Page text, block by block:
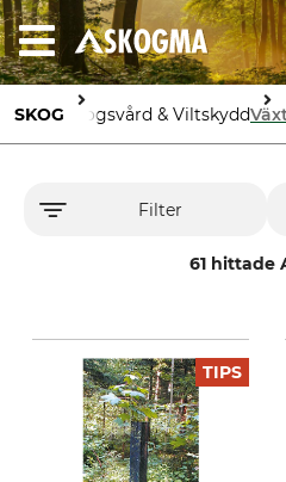
SKOG Skogsvård & Viltskydd
Filter
61 hittade
TIPS